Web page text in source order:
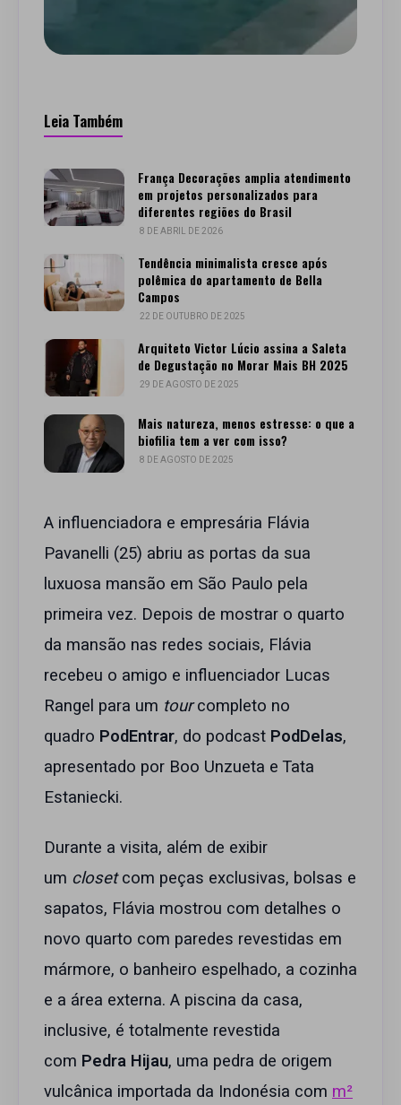
Leia Também
França Decorações amplia atendimento
em projetos personalizados para
diferentes regiões do Brasil
8 DE ABRIL DE 2026
Tendência minimalista cresce após
polêmica do apartamento de Bella
Campos
22 DE OUTUBRO DE 2025
Arquiteto Victor Lúcio assina a Saleta
de Degustação no Morar Mais BH 2025
29 DE AGOSTO DE 2025
Mais natureza, menos estresse: o que a
biofilia tem a ver com isso?
8 DE AGOSTO DE 2025
A influenciadora e empresária Flávia
Pavanelli (25) abriu as portas da sua
luxuosa mansão em São Paulo pela
primeira vez. Depois de mostrar o quarto
da mansão nas redes sociais, Flávia
recebeu o amigo e influenciador Lucas
Rangel para um tourcompleto no
quadro PodEntrar, do podcast PodDelas,
apresentado por Boo Unzueta e Tata
Estaniecki.
Durante a visita, além de exibir
um closetcom peças exclusivas, bolsas e
sapatos, Flávia mostrou com detalhes o
novo quarto com paredes revestidas em
mármore, o banheiro espelhado, a cozinha
e a área externa. A piscina da casa,
inclusive, é totalmente revestida
com Pedra Hijau, uma pedra de origem
vulcânica importada da Indonésia com m²